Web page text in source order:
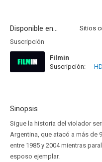
Disponible en...
Suscripción
Filmin
Disponible hasta
Suscripción: HD
Sinopsis
Sigue la historia del violador
Argentina, que atacó a más de
entre 1985 y 2004 mientras
esposo ejemplar.